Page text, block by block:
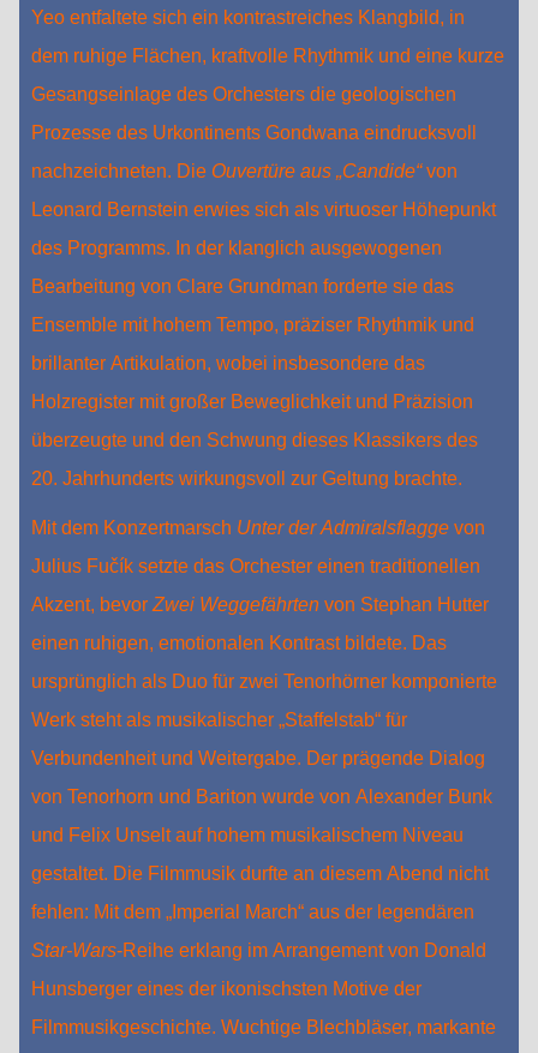
Yeo entfaltete sich ein kontrastreiches Klangbild, in
dem ruhige Flächen, kraftvolle Rhythmik und eine kurze
Gesangseinlage des Orchesters die geologischen
Prozesse des Urkontinents Gondwana eindrucksvoll
nachzeichneten. Die Ouvertüre aus „Candide“von
Leonard Bernstein erwies sich als virtuoser Höhepunkt
des Programms. In der klanglich ausgewogenen
Bearbeitung von Clare Grundman forderte sie das
Ensemble mit hohem Tempo, präziser Rhythmik und
brillanter Artikulation, wobei insbesondere das
Holzregister mit großer Beweglichkeit und Präzision
überzeugte und den Schwung dieses Klassikers des
20. Jahrhunderts wirkungsvoll zur Geltung brachte.
Mit dem Konzertmarsch Unter der Admiralsflagge von
Julius Fučík setzte das Orchester einen traditionellen
Akzent, bevorZwei Weggefährten von Stephan Hutter
einen ruhigen, emotionalen Kontrast bildete. Das
ursprünglich als Duo für zwei Tenorhörner komponierte
Werk steht als musikalischer „Staffelstab“ für
Verbundenheit und Weitergabe. Der prägende Dialog
von Tenorhorn und Bariton wurde von Alexander Bunk
und Felix Unselt auf hohem musikalischem Niveau
gestaltet. Die Filmmusik durfte an diesem Abend nicht
fehlen: Mit dem „Imperial March“ aus der legendären
Star‑Wars-Reihe erklang im Arrangement von Donald
Hunsberger eines der ikonischsten Motive der
Filmmusikgeschichte. Wuchtige Blechbläser, markante